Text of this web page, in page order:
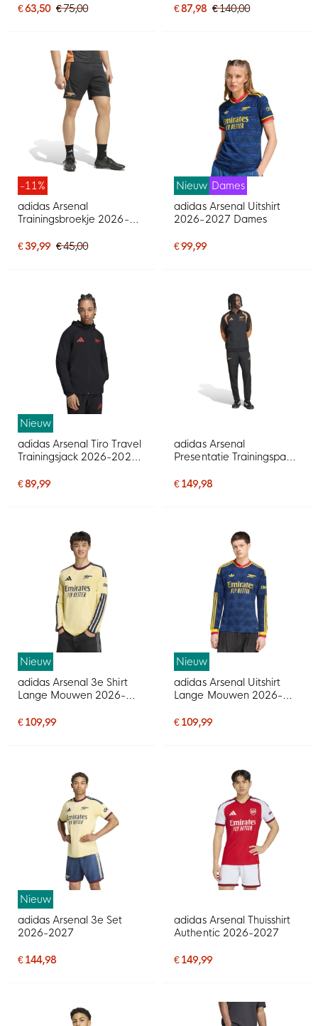
€ 63,50 € 75,00
Grijs
€ 87,98 € 140,00
-11%
adidas Arsenal
Trainingsbroekje 2026-
€ 39,99 € 45,00
Nieuw Dames
adidas Arsenal Uitshirt
2026-2027 Dames
€ 99,99
Nieuw
adidas Arsenal Tiro Travel
Trainingsjack 2026-2027
€ 89,99
adidas Arsenal
Presentatie Trainingspak
€ 149,98
Nieuw
adidas Arsenal 3e Shirt
Lange Mouwen 2026-
€ 109,99
Nieuw
adidas Arsenal Uitshirt
Lange Mouwen 2026-
€ 109,99
Nieuw
adidas Arsenal 3e Set
2026-2027
€ 144,98
adidas Arsenal Thuisshirt
Authentic 2026-2027
€ 149,99